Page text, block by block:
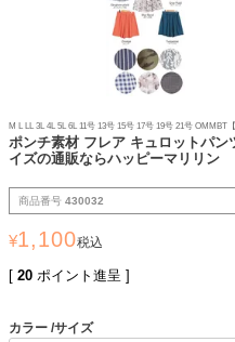
M L LL 3L 4L 5L 6L 11号 13号 15号 17号 19号 21号 OMMBT
ポンチ素材 フレア キュロットパ
イズの通販ならハッピーマリリン
商品番号 430032
¥1,100税込
[ 20 ポイント進呈 ]
カラー サイズ